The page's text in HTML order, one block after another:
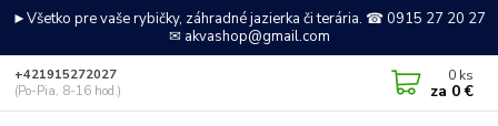
►Všetko pre vaše rybičky, záhradné jazierka či terária. ☎ 0915 27 20 27
✉ akvashop@gmail.com
+421915272027
(Po-Pia, 8-16 hod.)
0 ks
za 0 €